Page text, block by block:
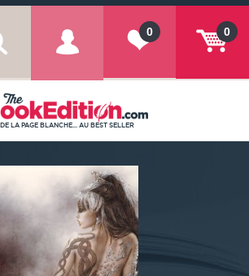
0
0
DE LA PAGE BLANCHE... AU BEST SELLER